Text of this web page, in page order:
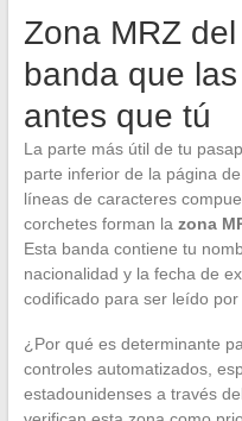
Zona MRZ
banda que
antes que tú
La parte más útil de tu
parte inferior de la página
líneas de caracteres
corchetes forman la zona
Esta banda contiene tu
nacionalidad y la fecha de
codificado para ser leído
¿Por qué es determinante
controles automatizados,
estadounidenses a través